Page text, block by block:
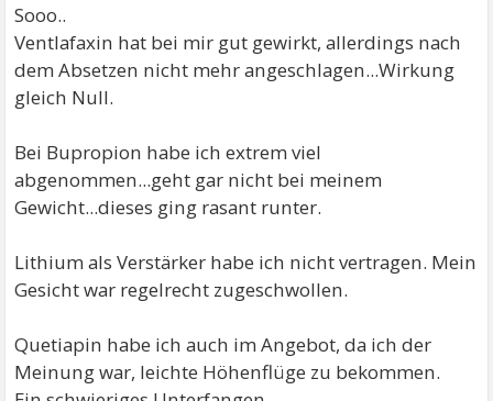
die Nebenwirkungen eines Medikaments erträglich
sind.
Alternativ eine Augmentation mit Lamotrigin, Lithium,
Valproat usw.
Seit ich Lamotrigin nehme, geht es mir wesentlich
besser.
Sooo..
Ventlafaxin hat bei mir gut gewirkt, allerdings nach
dem Absetzen nicht mehr angeschlagen...Wirkung
gleich Null.
Bei Bupropion habe ich extrem viel
abgenommen...geht gar nicht bei meinem
Gewicht...dieses ging rasant runter.
Lithium als Verstärker habe ich nicht vertragen. Mein
Gesicht war regelrecht zugeschwollen.
Quetiapin habe ich auch im Angebot, da ich der
Meinung war, leichte Höhenflüge zu bekommen.